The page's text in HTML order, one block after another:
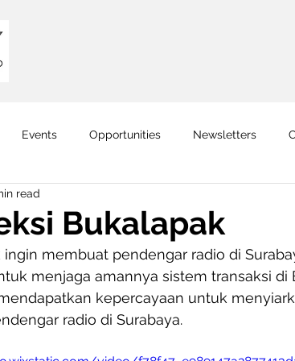
Events Opportunities Newsletters
KOTA FM Surabaya
Bukalapak
read
ingin membuat pendengar radio di
menjaga amannya sistem transaksi di
kepercayaan untuk
radio di Surabaya.